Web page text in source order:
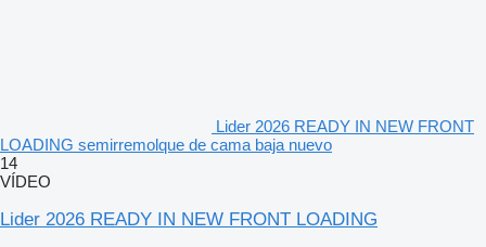
Lider 2026 READY IN NEW FRONT
LOADING semirremolque de cama baja nuevo
14
VÍDEO
Lider 2026 READY IN NEW FRONT LOADING